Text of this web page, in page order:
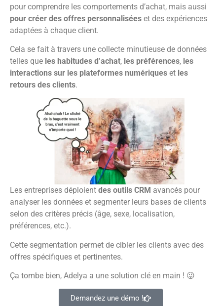
pour comprendre les comportements d’achat, mais aussi
pour créer des offres personnalisées et des expériences
adaptées à chaque client.
Cela se fait à travers une collecte minutieuse de données
telles que les habitudes d’achat, les préférences, les
interactions sur les plateformes numériques et les
retours des clients.
Les entreprises déploient des outils CRM avancés pour
analyser les données et segmenter leurs bases de clients
selon des critères précis (âge, sexe, localisation,
préférences, etc.).
Cette segmentation permet de cibler les clients avec des
offres spécifiques et pertinentes.
Ça tombe bien, Adelya a une solution clé en main ! 😜
Demandez une démo !